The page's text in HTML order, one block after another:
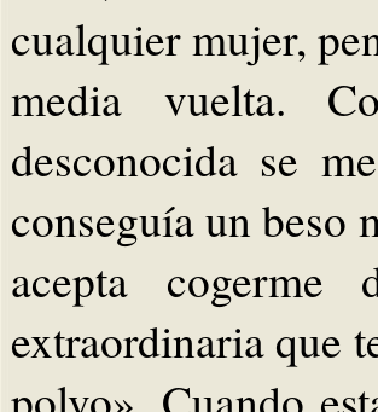
cualquier mujer,
media vuelta.
desconocida se
conseguía un beso
acepta
extraordinaria que